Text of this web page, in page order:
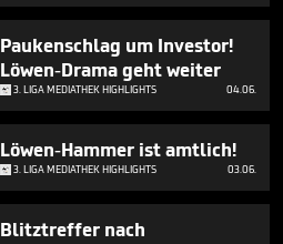
Paukenschlag um Investor!
Löwen-Drama geht weiter
3. LIGA MEDIATHEK HIGHLIGHTS 04.06.
Löwen-Hammer ist amtlich!
3. LIGA MEDIATHEK HIGHLIGHTS 03.06.
Blitztreffer nach